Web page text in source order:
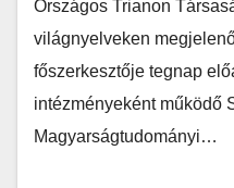
Országos Trianon
világnyelveken
főszerkesztője tegnap
intézményeként működő
Magyarságtudományi…